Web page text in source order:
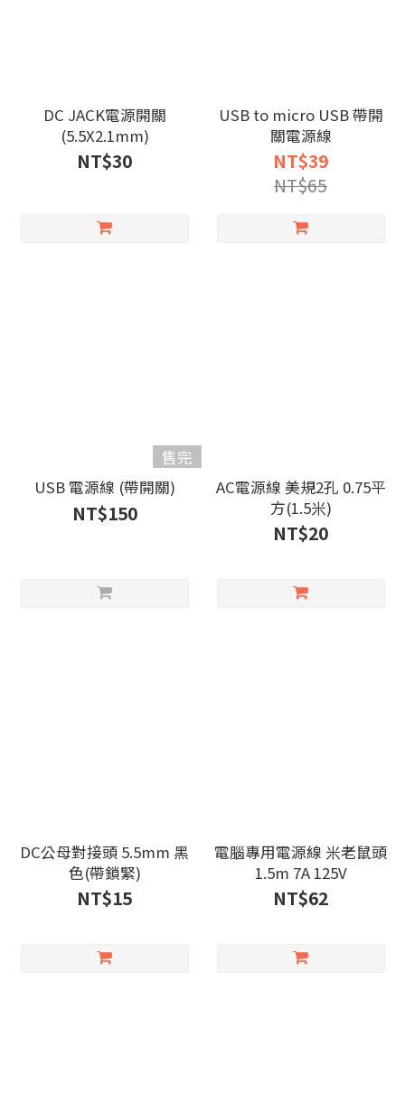
DC JACK電源開關
(5.5X2.1mm)
NT$30
USB to micro USB 帶開
關電源線
NT$39
NT$65
售完
USB 電源線 (帶開關)
NT$150
AC電源線 美規2孔 0.75平
方(1.5米)
NT$20
DC公母對接頭 5.5mm 黑
色(帶鎖緊)
NT$15
電腦專用電源線 米老鼠頭
1.5m 7A 125V
NT$62